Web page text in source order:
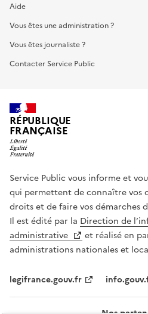
Aide
Vous êtes une administration ?
Vous êtes journaliste ?
Contacter Service Public
RÉPUBLIQUE
FRANÇAISE
Service Public vous informe et
qui permettent de connaître vos
droits et de faire vos démarches
Il est édité par la Direction de
administrative
et réalisé en
administrations nationales et
legifrance.gouv.fr